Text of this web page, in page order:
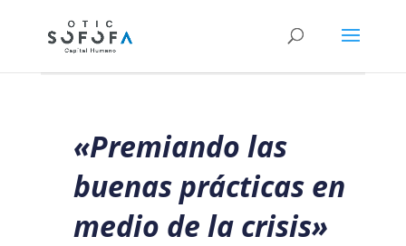
«Premiando las
buenas prácticas en
medio de la crisis»